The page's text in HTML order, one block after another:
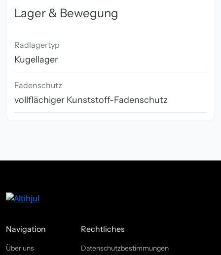
Lager & Bewegung
Radlagertyp
Kugellager
Fadenschutz
vollflächiger Kunststoff-Fadenschutz
Navigation
Über uns
Rechtliches
Datenschutzbestimmungen